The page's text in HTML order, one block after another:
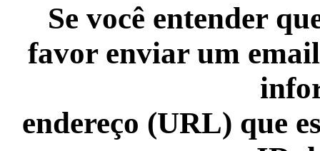
Se você entender
favor enviar um
endereço (URL) que